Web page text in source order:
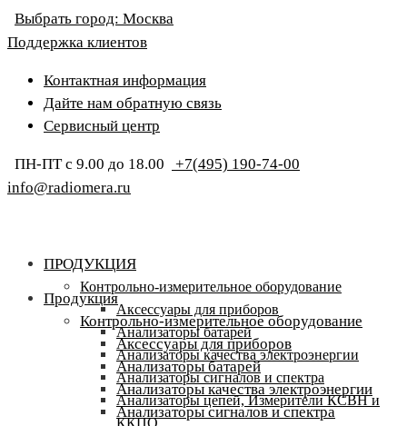
Выбрать город: Москва
Поддержка клиентов
Контактная информация
Дайте нам обратную связь
Сервисный центр
ПН-ПТ с 9.00 до 18.00
+7(495) 190-74-00
info@radiomera.ru
ПРОДУКЦИЯ
Контрольно-измерительное оборудование
Аксессуары для приборов
Анализаторы батарей
Анализаторы качества электроэнергии
Анализаторы сигналов и спектра
Анализаторы цепей, Измерители КСВН и
ККПО
Продукция
Контрольно-измерительное оборудование
Аксессуары для приборов
Анализаторы батарей
Анализаторы качества электроэнергии
Анализаторы сигналов и спектра